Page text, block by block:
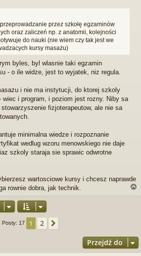
przez szkołę egzaminów
oraz zaliczeń np. z anatomii, kolejności
do nauki (nie wiem czy tak jest we
kursy masażu)
byles, byl wlasnie taki egzamin
- o ile widze, jest to wyjatek, niz regula.
i nie ma instytucji, do ktorej szkoly
i program, i poziom jest rozny. Niby sa
fizjoterapeutow, ale nie sa
minimalna wiedze i rozpoznanie
wedlug wzoru menowskiego nie daje
szkoly staraja sie sprawic odwrotne
wartosciowe kursy i chcesz naprawde
rownie dobra, jak technik.
Posty: 17 1 2
Przejdź do